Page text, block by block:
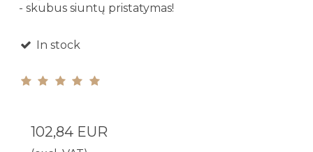
- skubus siuntų pristatymas!
In stock
102,84 EUR